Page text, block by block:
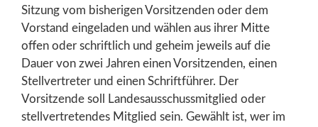
Sitzung vom bisherigen Vorsitzenden oder dem
Vorstand eingeladen und wählen aus ihrer Mitte
offen oder schriftlich und geheim jeweils auf die
Dauer von zwei Jahren einen Vorsitzenden, einen
Stellvertreter und einen Schriftführer. Der
Vorsitzende soll Landesausschussmitglied oder
stellvertretendes Mitglied sein. Gewählt ist, wer im